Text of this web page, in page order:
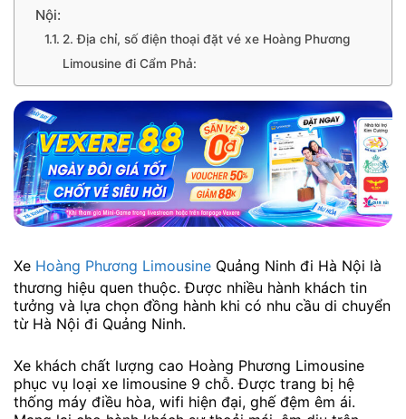
Nội:
2. Địa chỉ, số điện thoại đặt vé xe Hoàng Phương
Limousine đi Cẩm Phả:
Xe Hoàng Phương Limousine Quảng Ninh đi Hà Nội là
thương hiệu quen thuộc. Được nhiều hành khách tin
tưởng và lựa chọn đồng hành khi có nhu cầu di chuyển
từ Hà Nội đi Quảng Ninh.
Xe khách chất lượng cao Hoàng Phương Limousine
phục vụ loại xe limousine 9 chỗ. Được trang bị hệ
thống máy điều hòa, wifi hiện đại, ghế đệm êm ái.